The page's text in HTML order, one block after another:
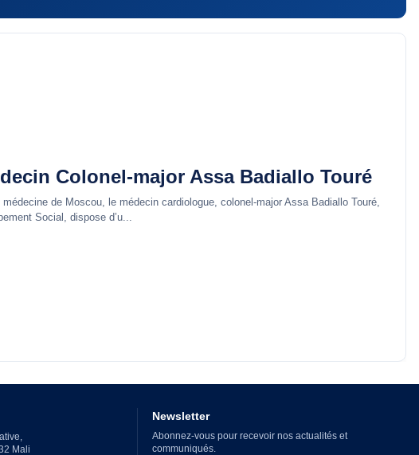
Colonel-major Assa Badiallo Touré
de Moscou, le médecin cardiologue, colonel-major Assa Badiallo Touré,
Social, dispose d’u...
Mali
Newsletter
Abonnez-vous pour recevoir nos actualités et
communiqués.